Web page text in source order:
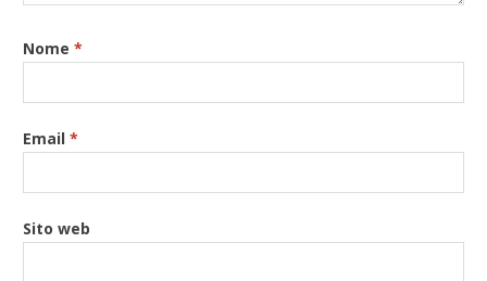
Nome*
Email*
Sito web